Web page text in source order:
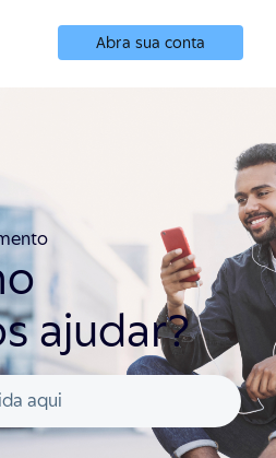
Abra sua conta
ajudar?